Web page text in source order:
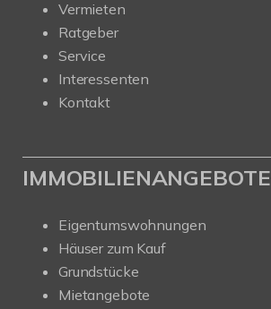
Vermieten
Ratgeber
Service
Interessenten
Kontakt
IMMOBILIENANGEBOTE
Eigentumswohnungen
Häuser zum Kauf
Grundstücke
Mietangebote